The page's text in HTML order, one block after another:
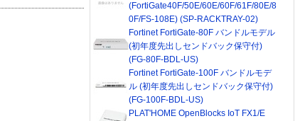
(FortiGate40F/50E/60E/60F/61F/80E/8
0F/FS-108E) (SP-RACKTRAY-02)
Fortinet FortiGate-80F バンドルモデル
(初年度先出しセンドバック保守付)
(FG-80F-BDL-US)
Fortinet FortiGate-100F バンドルモデ
ル (初年度先出しセンドバック保守付)
(FG-100F-BDL-US)
PLAT'HOME OpenBlocks IoT FX1/E